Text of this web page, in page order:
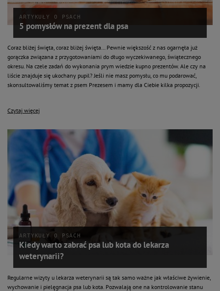
ARTYKUŁY O PSACH
5 pomysłów na prezent dla psa
Coraz bliżej święta, coraz bliżej święta… Pewnie większość z nas ogarnęła już
gorączka związana z przygotowaniami do długo wyczekiwanego, świątecznego
okresu. Na czele zadań do wykonania prym wiedzie kupno prezentów. Ale czy na
liście znajduje się ukochany pupil? Jeśli nie masz pomysłu, co mu podarować,
skonsultowaliśmy temat z psem Prezesem i mamy dla Ciebie kilka propozycji.
Czytaj więcej
ARTYKUŁY O PSACH
Kiedy warto zabrać psa lub kota do lekarza
weterynarii?
Regularne wizyty u lekarza weterynarii są tak samo ważne jak właściwe żywienie,
wychowanie i pielęgnacja psa lub kota. Pozwalają one na kontrolowanie stanu